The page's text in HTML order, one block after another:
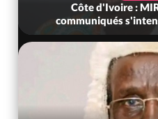
Côte d'Ivoire :
communiqués